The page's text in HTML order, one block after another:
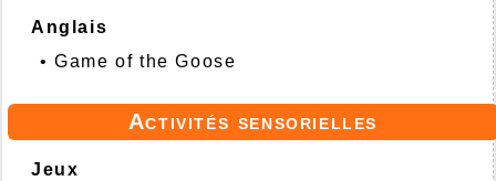
Anglais
•Game of the Goose
Activités sensorielles
Jeux